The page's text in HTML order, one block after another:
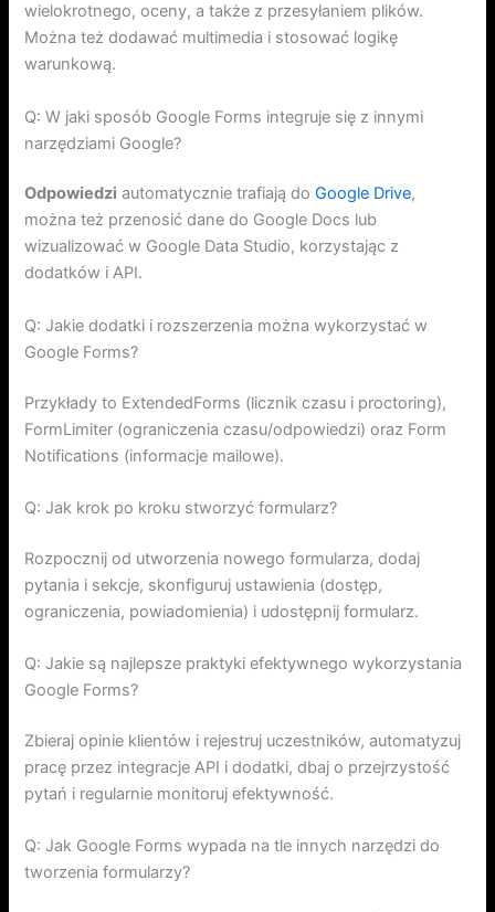
wielokrotnego, oceny, a także z przesyłaniem plików.
Można też dodawać multimedia i stosować logikę
warunkową.
Q: W jaki sposób Google Forms integruje się z innymi
narzędziami Google?
Odpowiedzi automatycznie trafiają doGoogle Drive,
można też przenosić dane do Google Docs lub
wizualizować w Google Data Studio, korzystając z
dodatków i API.
Q: Jakie dodatki i rozszerzenia można wykorzystać w
Google Forms?
Przykłady to ExtendedForms (licznik czasu i proctoring),
FormLimiter (ograniczenia czasu/odpowiedzi) oraz Form
Notifications (informacje mailowe).
Q: Jak krok po kroku stworzyć formularz?
Rozpocznij od utworzenia nowego formularza, dodaj
pytania i sekcje, skonfiguruj ustawienia (dostęp,
ograniczenia, powiadomienia) i udostępnij formularz.
Q: Jakie są najlepsze praktyki efektywnego wykorzystania
Google Forms?
Zbieraj opinie klientów i rejestruj uczestników, automatyzuj
pracę przez integracje API i dodatki, dbaj o przejrzystość
pytań i regularnie monitoruj efektywność.
Q: Jak Google Forms wypada na tle innych narzędzi do
tworzenia formularzy?